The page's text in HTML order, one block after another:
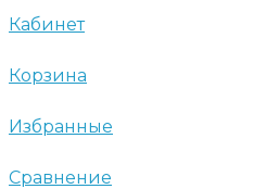
Кабинет
Корзина
Избранные
Сравнение